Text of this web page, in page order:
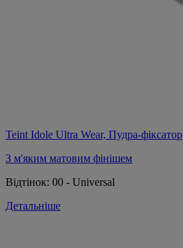
Teint Idole Ultra Wear, Пудра-фіксатор
З м'яким матовим фінішем
Відтінок: 00 - Universal
Детальніше